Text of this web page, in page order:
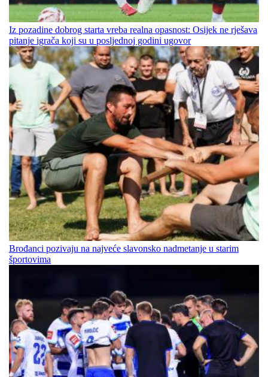
Iz pozadine dobrog starta vreba realna opasnost: Osijek ne rješava
pitanje igrača koji su u posljednoj godini ugovor
Brođanci pozivaju na najveće slavonsko nadmetanje u starim
športovima